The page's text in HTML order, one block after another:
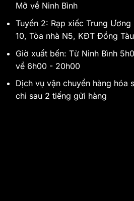
Mỡ về Ninh Bình
Tuyến 2: Rạp xiếc Trung
10, Tòa nhà N5, KĐT Đồng
Giờ xuất bến: Từ Ninh Bình
về 6h00 - 20h00
Dịch vụ vận chuyển hàng hóa
chỉ sau 2 tiếng gửi hàng